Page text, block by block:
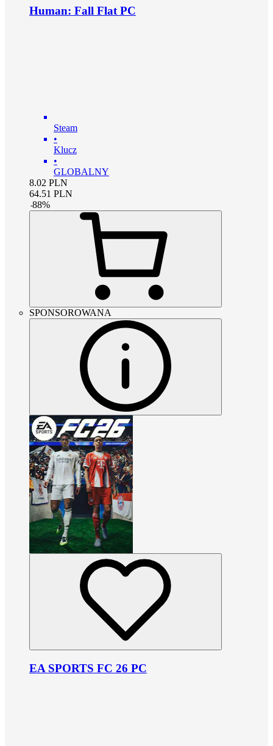
Human: Fall Flat PC
Steam
•
Klucz
•
GLOBALNY
8.02 PLN
64.51 PLN
-88%
SPONSOROWANA
EA SPORTS FC 26 PC